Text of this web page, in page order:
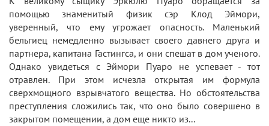
помощью знаменитый физик сэр Клод Эймори,
уверенный, что ему угрожает опасность. Маленький
бельгиец немедленно вызывает своего давнего друга и
партнера, капитана Гастингса, и они спешат в дом ученого.
Однако увидеться с Эймори Пуаро не успевает - тот
отравлен. При этом исчезла открытая им формула
сверхмощного взрывчатого вещества. Но обстоятельства
преступления сложились так, что оно было совершено в
закрытом помещении, а дом еще никто из...